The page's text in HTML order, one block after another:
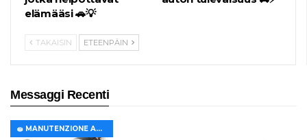
elämääsi 🚗💡
TAKAISIN ETEENPÄIN
Messaggi Recenti
🧽 MANUTENZIONE AUTO